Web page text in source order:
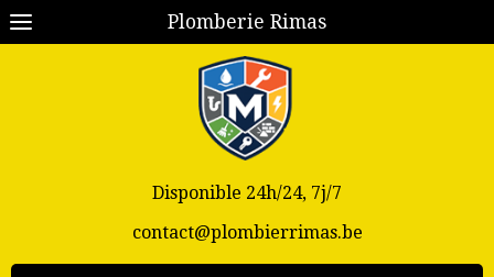
Plomberie Rimas
Disponible 24h/24, 7j/7
contact@plombierrimas.be